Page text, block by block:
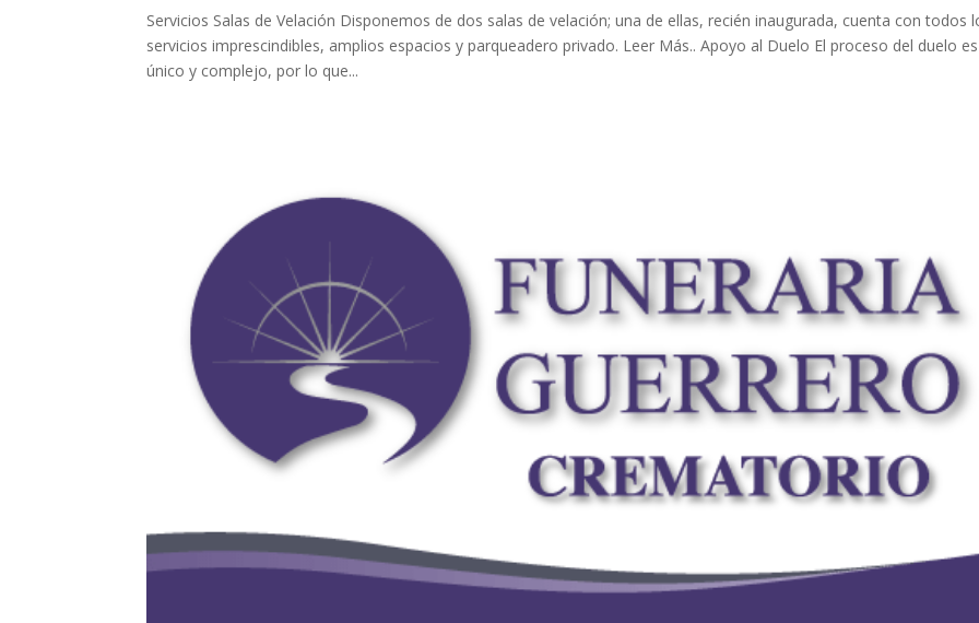
Servicios Salas de Velación Disponemos de dos salas de velación; una de ellas, recién inaugurada, cuenta con todos
servicios imprescindibles, amplios espacios y parqueadero privado. Leer Más.. Apoyo al Duelo El proceso del duelo es
único y complejo, por lo que...